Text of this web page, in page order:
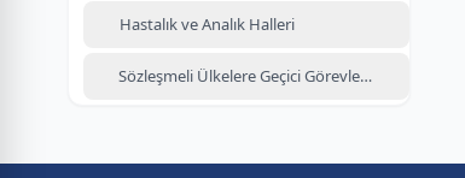
Hastalık ve Analık Halleri
Sözleşmeli Ülkelere Geçici Görevlendirme